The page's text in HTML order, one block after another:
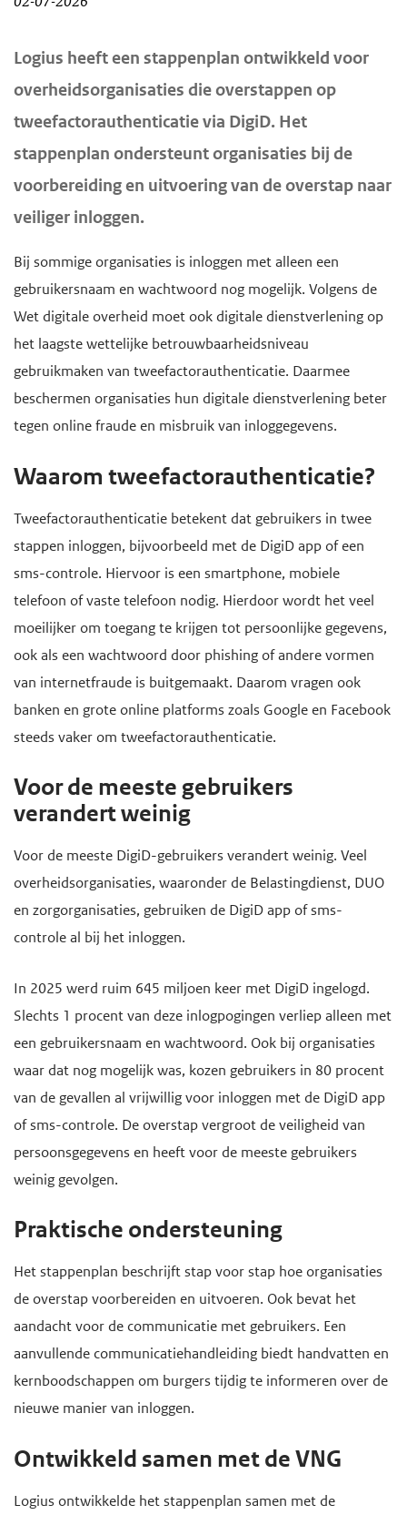
h
o
u
d
a
n
o
d
n
e
a
n
H
o
f
d
i
n
o
u
d
Logius heeft een stappenplan ontwikkeld voor
overheidsorganisaties die overstappen op
tweefactorauthenticatie via DigiD. Het
stappenplan ondersteunt organisaties bij de
voorbereiding en uitvoering van de overstap naar
veiliger inloggen.
Bij sommige organisaties is inloggen met alleen een
gebruikersnaam en wachtwoord nog mogelijk. Volgens de
Wet digitale overheid moet ook digitale dienstverlening op
het laagste wettelijke betrouwbaarheidsniveau
gebruikmaken van tweefactorauthenticatie. Daarmee
beschermen organisaties hun digitale dienstverlening beter
tegen online fraude en misbruik van inloggegevens.
Waarom tweefactorauthenticatie?
Tweefactorauthenticatie betekent dat gebruikers in twee
stappen inloggen, bijvoorbeeld met de DigiD app of een
sms-controle. Hiervoor is een smartphone, mobiele
telefoon of vaste telefoon nodig. Hierdoor wordt het veel
moeilijker om toegang te krijgen tot persoonlijke gegevens,
ook als een wachtwoord door phishing of andere vormen
van internetfraude is buitgemaakt. Daarom vragen ook
banken en grote online platforms zoals Google en Facebook
steeds vaker om tweefactorauthenticatie.
Voor de meeste gebruikers
verandert weinig
Voor de meeste DigiD-gebruikers verandert weinig. Veel
overheidsorganisaties, waaronder de Belastingdienst, DUO
en zorgorganisaties, gebruiken de DigiD app of sms-
controle al bij het inloggen.
In 2025 werd ruim 645 miljoen keer met DigiD ingelogd.
Slechts 1 procent van deze inlogpogingen verliep alleen met
een gebruikersnaam en wachtwoord. Ook bij organisaties
waar dat nog mogelijk was, kozen gebruikers in 80 procent
van de gevallen al vrijwillig voor inloggen met de DigiD app
of sms-controle. De overstap vergroot de veiligheid van
persoonsgegevens en heeft voor de meeste gebruikers
weinig gevolgen.
Praktische ondersteuning
Het stappenplan beschrijft stap voor stap hoe organisaties
de overstap voorbereiden en uitvoeren. Ook bevat het
aandacht voor de communicatie met gebruikers. Een
aanvullende communicatiehandleiding biedt handvatten en
kernboodschappen om burgers tijdig te informeren over de
nieuwe manier van inloggen.
Ontwikkeld samen met de VNG
Logius ontwikkelde het stappenplan samen met de